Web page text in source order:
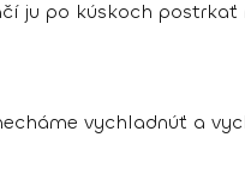
ju po kúskoch postrkať
vychladnúť a